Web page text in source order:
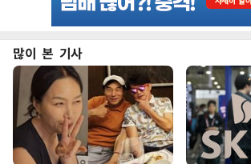
많이 본 기사